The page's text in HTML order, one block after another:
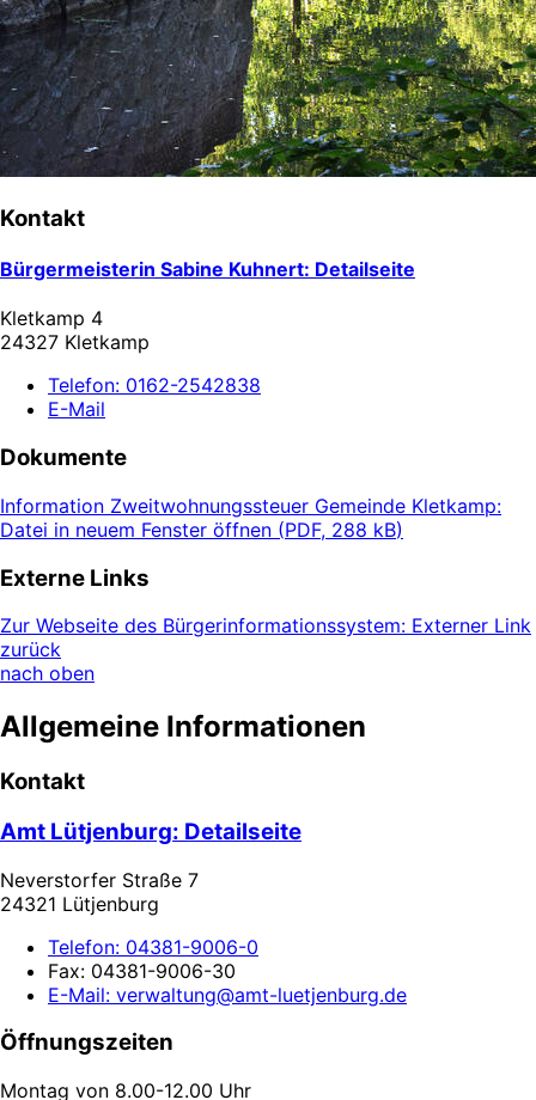
Kontakt
Bürgermeisterin Sabine Kuhnert: Detailseite
Kletkamp 4
24327 Kletkamp
Telefon: 0162-2542838
E-Mail
Dokumente
Information Zweitwohnungssteuer Gemeinde Kletkamp:
Datei in neuem Fenster öffnen (PDF, 288 kB)
Externe Links
Zur Webseite des Bürgerinformationssystem: Externer Link
zurück
nach oben
Allgemeine Informationen
Kontakt
Amt Lütjenburg: Detailseite
Neverstorfer Straße 7
24321 Lütjenburg
Telefon: 04381-9006-0
Fax: 04381-9006-30
E-Mail: verwaltung@amt-luetjenburg.de
Öffnungszeiten
Montag von 8.00-12.00 Uhr